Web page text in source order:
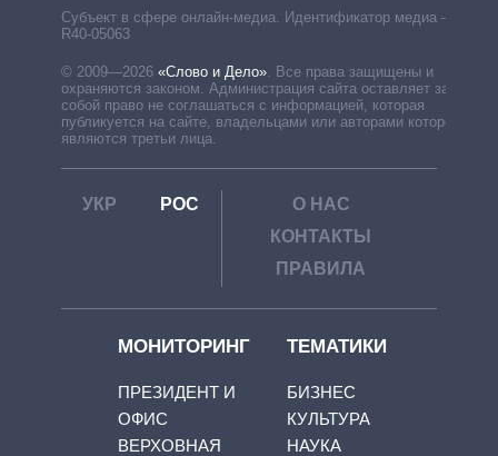
Субъект в сфере онлайн-медиа. Идентификатор медиа –
R40-05063
© 2009—2026 «Слово и Дело»
Все права защищены и
охраняются законом. Администрация сайта оставляет за
собой право не соглашаться с информацией, которая
публикуется на сайте, владельцами или авторами которой
являются третьи лица.
УКР РОС
О НАС
КОНТАКТЫ
ПРАВИЛА
МОНИТОРИНГ
ПРЕЗИДЕНТ И
ОФИС
ВЕРХОВНАЯ
ТЕМАТИКИ
БИЗНЕС
КУЛЬТУРА
НАУКА